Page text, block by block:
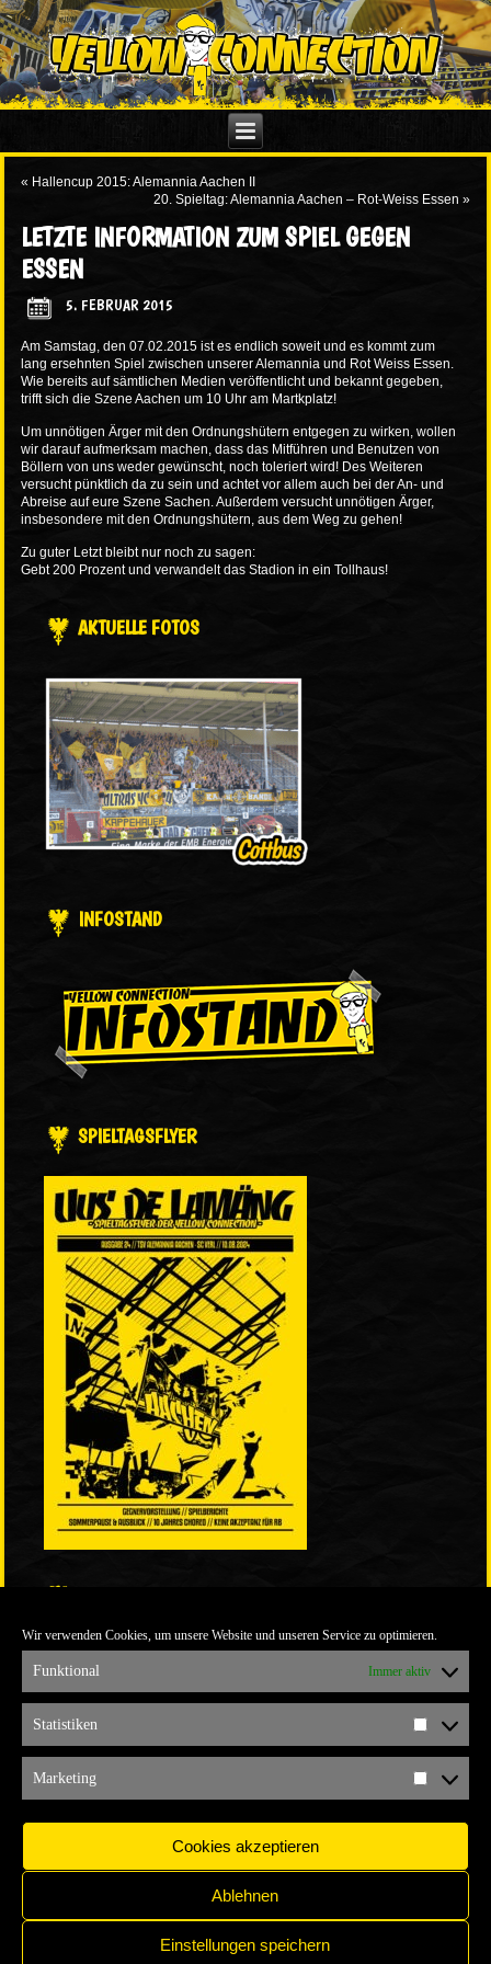
Wir verwenden Cookies, um unsere Website und unseren Service zu optimieren.
Funktional Immer aktiv
Statistiken
Marketing
Cookies akzeptieren
Ablehnen
Einstellungen speichern
« Hallencup 2015: Alemannia Aachen II
20. Spieltag: Alemannia Aachen – Rot-Weiss Essen »
LETZTE INFORMATION ZUM SPIEL GEGEN
ESSEN
5. FEBRUAR 2015
Am Samstag, den 07.02.2015 ist es endlich soweit und es kommt zum
lang ersehnten Spiel zwischen unserer Alemannia und Rot Weiss Essen.
Wie bereits auf sämtlichen Medien veröffentlicht und bekannt gegeben,
trifft sich die Szene Aachen um 10 Uhr am Martkplatz!
Um unnötigen Ärger mit den Ordnungshütern entgegen zu wirken, wollen
wir darauf aufmerksam machen, dass das Mitführen und Benutzen von
Böllern von uns weder gewünscht, noch toleriert wird! Des Weiteren
versucht pünktlich da zu sein und achtet vor allem auch bei der An- und
Abreise auf eure Szene Sachen. Außerdem versucht unnötigen Ärger,
insbesondere mit den Ordnungshütern, aus dem Weg zu gehen!
Zu guter Letzt bleibt nur noch zu sagen:
Gebt 200 Prozent und verwandelt das Stadion in ein Tollhaus!
AKTUELLE FOTOS
INFOSTAND
SPIELTAGSFLYER
ULTRABLOG DER YELLOW CONNECTION
ALEMANNIA VERKAUFT MAN NICHT
ARCHIV
ARCHIV
IMPRESSUM